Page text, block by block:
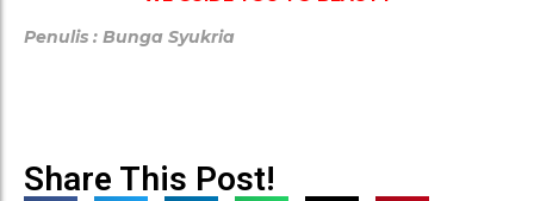
Penulis : Bunga Syukria
Share This Post!